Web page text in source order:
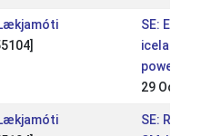
SE: Elmia
icelandic
power
29 Oct 2017
SE: RD-